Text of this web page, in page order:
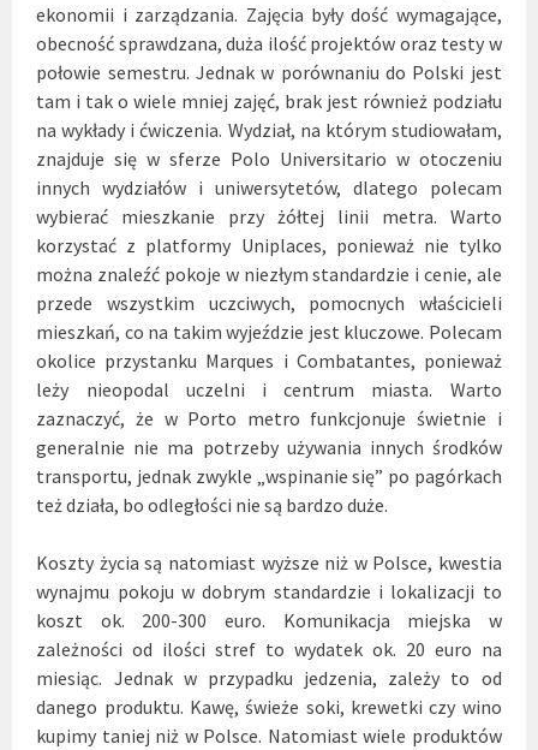
ekonomii i zarządzania. Zajęcia były dość wymagające,
obecność sprawdzana, duża ilość projektów oraz testy w
połowie semestru. Jednak w porównaniu do Polski jest
tam i tak o wiele mniej zajęć, brak jest również podziału
na wykłady i ćwiczenia. Wydział, na którym studiowałam,
znajduje się w sferze Polo Universitario w otoczeniu
innych wydziałów i uniwersytetów, dlatego polecam
wybierać mieszkanie przy żółtej linii metra. Warto
korzystać z platformy Uniplaces, ponieważ nie tylko
można znaleźć pokoje w niezłym standardzie i cenie, ale
przede wszystkim uczciwych, pomocnych właścicieli
mieszkań, co na takim wyjeździe jest kluczowe. Polecam
okolice przystanku Marques i Combatantes, ponieważ
leży nieopodal uczelni i centrum miasta. Warto
zaznaczyć, że w Porto metro funkcjonuje świetnie i
generalnie nie ma potrzeby używania innych środków
transportu, jednak zwykle „wspinanie się” po pagórkach
też działa, bo odległości nie są bardzo duże.
Koszty życia są natomiast wyższe niż w Polsce, kwestia
wynajmu pokoju w dobrym standardzie i lokalizacji to
koszt ok. 200-300 euro. Komunikacja miejska w
zależności od ilości stref to wydatek ok. 20 euro na
miesiąc. Jednak w przypadku jedzenia, zależy to od
danego produktu. Kawę, świeże soki, krewetki czy wino
kupimy taniej niż w Polsce. Natomiast wiele produktów